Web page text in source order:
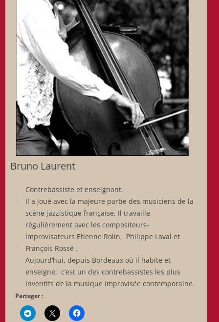
Bruno Laurent
Contrebassiste et enseignant.
Il a joué avec la majeure partie des musiciens de la
scène jazzistique française. Il travaille
régulièrement avec les compositeurs-
improvisateurs Etienne Rolin, Philippe Laval et
François Rossé .
Aujourd’hui, depuis Bordeaux où il habite et
enseigne, c’est un des contrebassistes les plus
inventifs de la musique improvisée contemporaine.
Partager :